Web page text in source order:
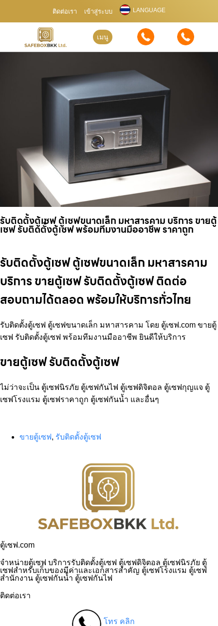
ติดต่อเรา เข้าสู่ระบบ LANGUAGE
เมนู
รับติดตั้งตู้เซฟ ตู้เซฟขนาดเล็ก มหาสารคาม บริการ ขายตู้
เซฟ รับติดตั้งตู้เซฟ พร้อมทีมงานมืออาชีพ ราคาถูก
รับติดตั้งตู้เซฟ ตู้เซฟขนาดเล็ก มหาสารคาม
บริการ ขายตู้เซฟ รับติดตั้งตู้เซฟ ติดต่อ
สอบถามได้ตลอด พร้อมให้บริการทั่วไทย
รับติดตั้งตู้เซฟ ตู้เซฟขนาดเล็ก มหาสารคาม โดย ตู้เซฟ.com ขายตู้
เซฟ รับติดตั้งตู้เซฟ พร้อมทีมงานมืออาชีพ ยินดีให้บริการ
ขายตู้เซฟ รับติดตั้งตู้เซฟ
ไม่ว่าจะเป็น ตู้เซฟนิรภัย ตู้เซฟกันไฟ ตู้เซฟดิจิตอล ตู้เซฟกุญแจ ตู้
เซฟโรงแรม ตู้เซฟราคาถูก ตู้เซฟกันน้ำ และอื่นๆ
ขายตู้เซฟ, รับติดตั้งตู้เซฟ
ตู้เซฟ.com
จำหน่ายตู้เซฟ บริการรับติดตั้งตู้เซฟ ตู้เซฟดิจิตอล ตู้เซฟนิรภัย ตู้
เซฟสำหรับเก็บของมีค่าและเอกสารสำคัญ ตู้เซฟโรงแรม ตู้เซฟ
สำนักงาน ตู้เซฟกันน้ำ ตู้เซฟกันไฟ
ติดต่อเรา
โทร คลิก